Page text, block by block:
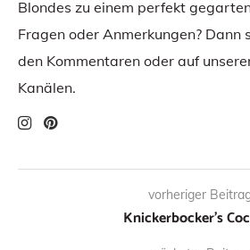
Blondes zu einem perfekt
Fragen oder Anmerkungen? Dann
den Kommentaren oder auf
Kanälen.
vorheriger
Knickerbocker’s